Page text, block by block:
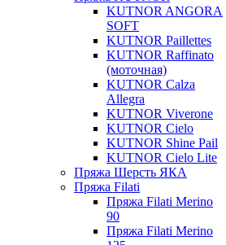
KUTNOR ANGORA
SOFT
KUTNOR Paillettes
KUTNOR Raffinato
(моточная)
KUTNOR Calza
Allegra
KUTNOR Viverone
KUTNOR Cielo
KUTNOR Shine Pail
KUTNOR Cielo Lite
Пряжа Шерсть ЯКА
Пряжа Filati
Пряжа Filati Merino
90
Пряжа Filati Merino